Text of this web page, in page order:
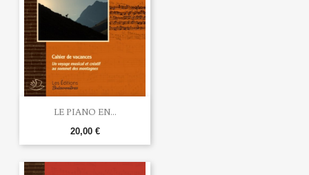
LE PIANO EN...
20,00 €